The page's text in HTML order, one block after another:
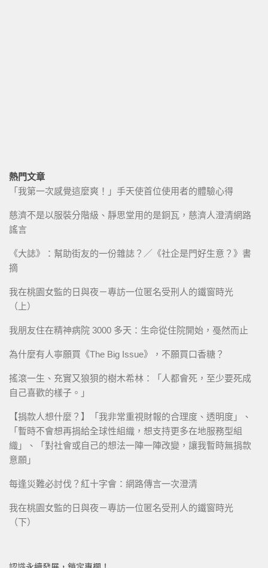
熱門文章
「我第一次感覺這麼爽！」手天使首位使用者的體驗心得
慈濟不是以服裝分階級、靜思堂用的是銅瓦，慈濟人澄清網路
謠言
《大誌》：幫助街友的一份雜誌？／《社企是門好生意？》書
摘
我在桃園女監的日與夜－專訪一位匿名受刑人的鐵窗時光
（上）
我朋友住在精神病院 3000 多天：生命從住院開始，戞然而止
為什麼有人寧願買《The Big Issue》，不願買口香糖？
搖滾一生、充實又狼狽的樹木希林：「人都會死，至少要死成
自己喜歡的樣子。」
【捐款人想什麼？】「我非常重視財報的合理度、透明度」、
「暫時不會想再捐給全球性組織，想支持更多在地服務型組
織」、「對社會或自己的想法一陣一陣改變，讓我暫時無捐款
意願」
每逢災難必討伐？紅十字會：網路傳言一次澄清
我在桃園女監的日與夜－專訪一位匿名受刑人的鐵窗時光
（下）